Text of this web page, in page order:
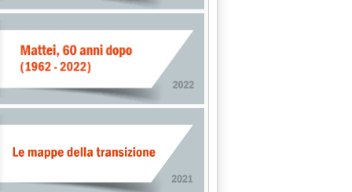
'DPEF, MARZANO INCONTRA MONDO PRODUTTIVO'
16.8.